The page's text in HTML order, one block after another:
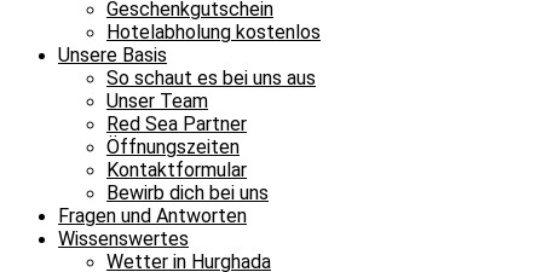
Geschenkgutschein
Hotelabholung kostenlos
Unsere Basis
So schaut es bei uns aus
Unser Team
Red Sea Partner
Öffnungszeiten
Kontaktformular
Bewirb dich bei uns
Fragen und Antworten
Wissenswertes
Wetter in Hurghada